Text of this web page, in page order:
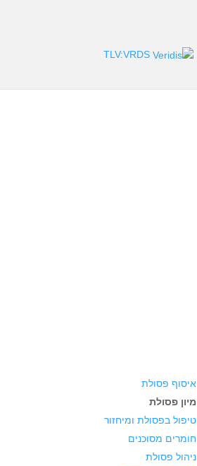
TLV:VRDS
איסוף פסולת
מיון פסולת
טיפול בפסולת ומיחזור
חומרים מסוכנים
ניהול פסולת